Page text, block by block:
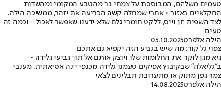
טעמים משלהם, המבוססת על צמחי בר מהטבע המקומי ומהשדות
החקלאיים באזור • אחרי שמחלה קשה הכריעה את יזהר, ממשיכה הילה,
לצד השפית חן וייס, ללקט חומרי גלם שלא ידענו שאפשר לאכול - וכמה זה
טעים
הילה אלפרט05.10.2025
צפוי גל קור: מה שיש בגביע הזה יקפיא גם אתכם
גיא מגן לוקח את החלומות שלו ויוצק אותם אל תוך גביעי גלידה •
ב"גליאלה" שבקיבוץ אפיקים טעמנו גלידה מכנפי יונה אסיאתית, מענבי
צמר גפן מתוק או מתערובת תבלינים לצ'אי
הילה אלפרט14.08.2025